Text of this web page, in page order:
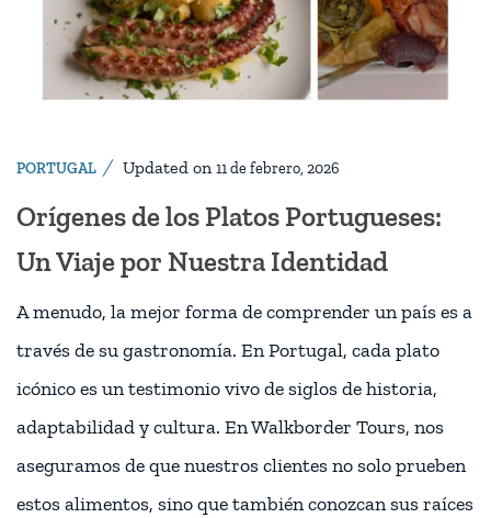
PORTUGAL Updated on 11 de febrero, 2026
Orígenes de los Platos Portugueses:
Un Viaje por Nuestra Identidad
A menudo, la mejor forma de comprender un país es a
través de su gastronomía. En Portugal, cada plato
icónico es un testimonio vivo de siglos de historia,
adaptabilidad y cultura. En Walkborder Tours, nos
aseguramos de que nuestros clientes no solo prueben
estos alimentos, sino que también conozcan sus raíces